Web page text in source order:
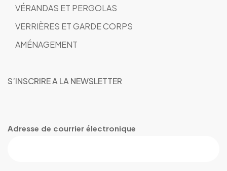
VÉRANDAS ET PERGOLAS
VERRIÈRES ET GARDE CORPS
AMÉNAGEMENT
S’INSCRIRE A LA NEWSLETTER
Adresse de courrier électronique